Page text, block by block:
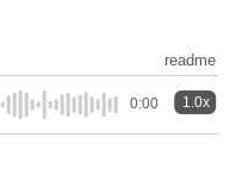
readme
0:00 1.0x